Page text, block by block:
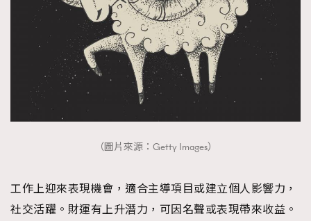
AFrenchMind
DressLikeAParisienne
EmpowerF
FashionWeek FigaroAesthetic
（圖片來源：Getty Images）
工作上迎來表現機會，適合主導項目或建立個人影響力，
社交活躍。財運有上升潛力，可因名聲或表現帶來收益。